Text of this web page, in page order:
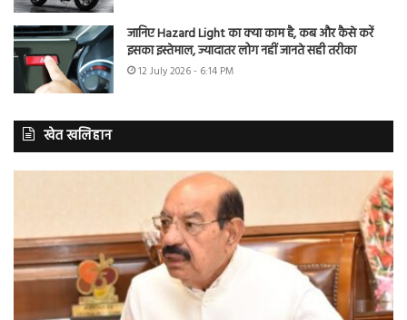
जानिए Hazard Light का क्या काम है, कब और कैसे करें
इसका इस्तेमाल, ज्यादातर लोग नहीं जानते सही तरीका
12 July 2026 - 6:14 PM
खेत खलिहान